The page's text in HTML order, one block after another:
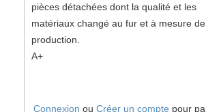
pièces détachées dont la qualité et les
matériaux changé au fur et à mesure
production.
A+
Connexion ou Créer un compte pour